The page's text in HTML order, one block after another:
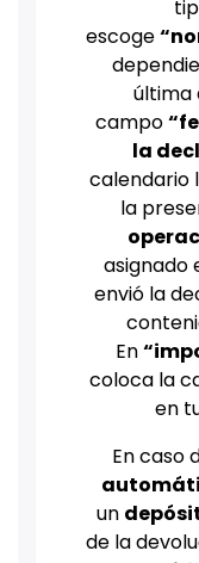
escoge
última
campo
la
calendario
la
asignado
envió la
En
coloca la
en
En caso
un
de la